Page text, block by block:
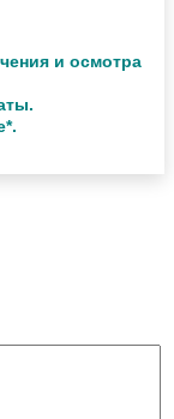
и осмотра